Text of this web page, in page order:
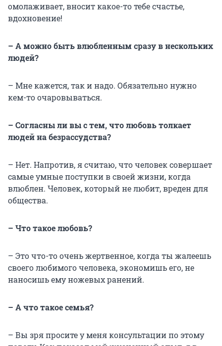
омолаживает, вносит какое-то тебе счастье,
вдохновение!
– А можно быть влюбленным сразу в нескольких
людей?
– Мне кажется, так и надо. Обязательно нужно
кем-то очаровываться.
– Согласны ли вы с тем, что любовь толкает
людей на безрассудства?
– Нет. Напротив, я считаю, что человек совершает
самые умные поступки в своей жизни, когда
влюблен. Человек, который не любит, вреден для
общества.
– Что такое любовь?
– Это что-то очень жертвенное, когда ты жалеешь
своего любимого человека, экономишь его, не
наносишь ему ножевых ранений.
– А что такое семья?
– Вы зря просите у меня консультации по этому